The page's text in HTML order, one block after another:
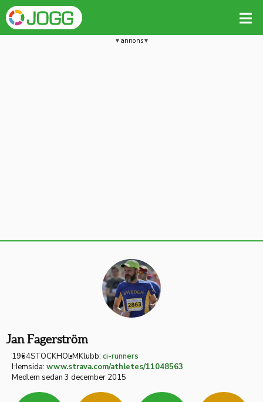
annons
Jan Fagerström
1964STOCKHOLMKlubb: ci-runners
Hemsida: www.strava.com/athletes/11048563
Medlem sedan 3 december 2015